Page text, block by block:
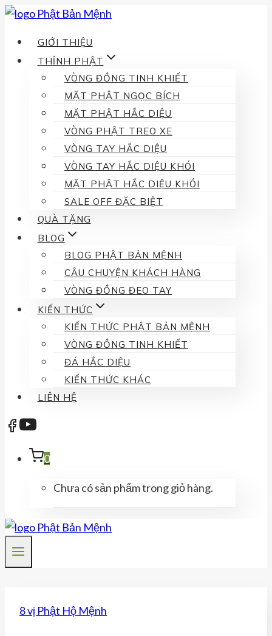
Skip
contentGIỚI THIỆU
THỈNH PHẬT
VÒNG ĐỒNG TINH KHIẾT
MẶT PHẬT NGỌC BÍCH
MẶT PHẬT HẮC DIỆU
VÒNG PHẬT TREO XE
VÒNG TAY HẮC DIỆU
VÒNG TAY HẮC DIỆU KHÓI
MẶT PHẬT HẮC DIỆU KHÓI
SALE OFF ĐẶC BIỆT
QUÀ TẶNG
BLOG
BLOG PHẬT BẢN MỆNH
CÂU CHUYỆN KHÁCH HÀNG
VÒNG ĐỒNG ĐEO TAY
KIẾN THỨC
KIẾN THỨC PHẬT BẢN MỆNH
VÒNG ĐỒNG TINH KHIẾT
ĐÁ HẮC DIỆU
KIẾN THỨC KHÁC
LIÊN HỆ
0
Chưa có sản phẩm trong giỏ hàng.
8 vị Phật Hộ Mệnh